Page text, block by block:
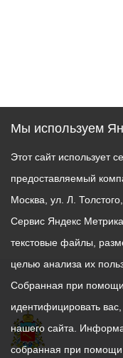
Мы используем
Этот сайт использует
предоставляемый
Москва, ул. Л.
Сервис Яндекс
текстовые файлы,
целью анализа их
Собранная при
идентифицировать
нашего сайта.
собранная при помощи